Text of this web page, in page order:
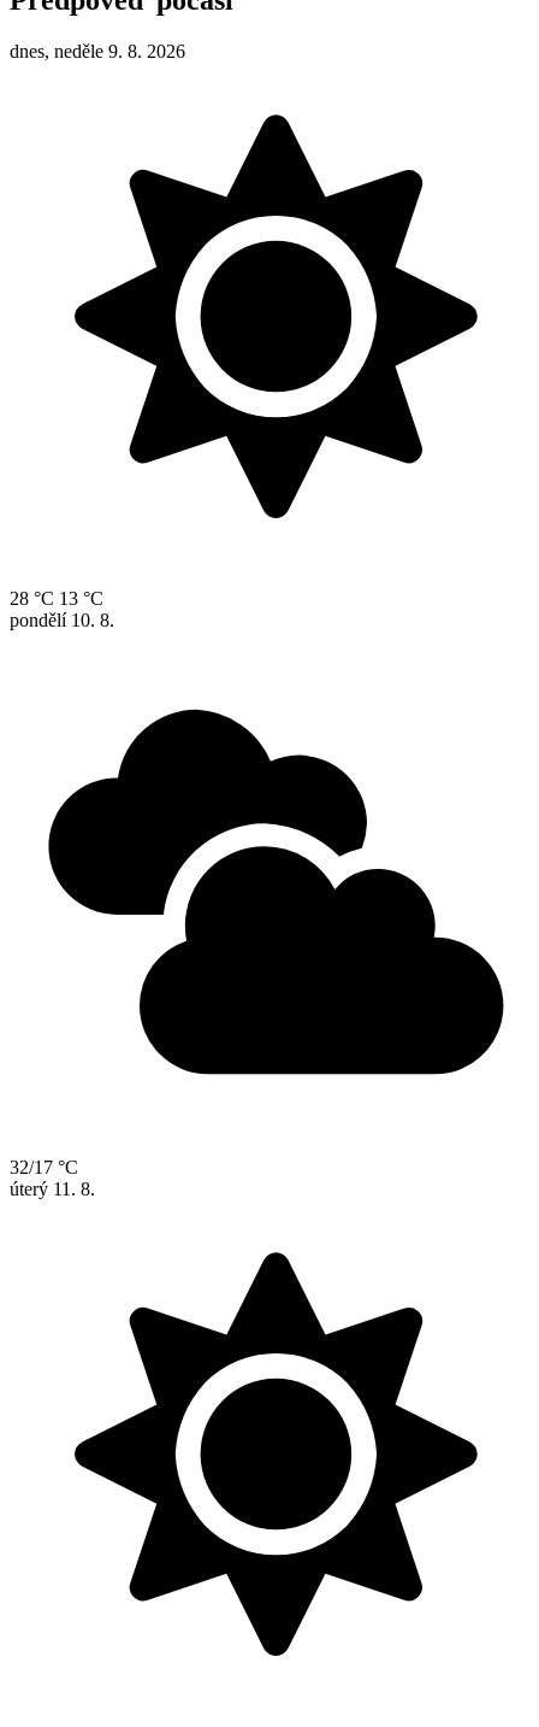
dnes, neděle 9. 8. 2026
28 °C 13 °C
pondělí 10. 8.
32/17 °C
úterý 11. 8.